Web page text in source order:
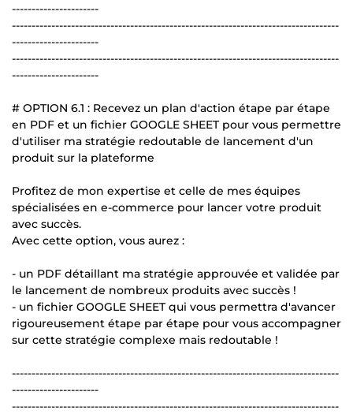
----------------------
-----------------------------------------------------------------------------------
----------------------
-----------------------------------------------------------------------------------
----------------------
# OPTION 6.1 : Recevez un plan d'action étape par étape
en PDF et un fichier GOOGLE SHEET pour vous permettre
d'utiliser ma stratégie redoutable de lancement d'un
produit sur la plateforme
Profitez de mon expertise et celle de mes équipes
spécialisées en e-commerce pour lancer votre produit
avec succès.
Avec cette option, vous aurez :
- un PDF détaillant ma stratégie approuvée et validée par
le lancement de nombreux produits avec succès !
- un fichier GOOGLE SHEET qui vous permettra d'avancer
rigoureusement étape par étape pour vous accompagner
sur cette stratégie complexe mais redoutable !
-----------------------------------------------------------------------------------
----------------------
-----------------------------------------------------------------------------------